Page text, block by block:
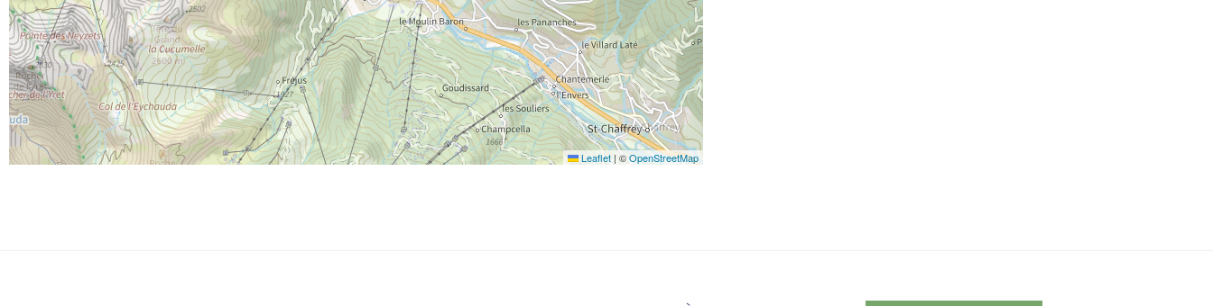
Leaflet | ©OpenStreetMap